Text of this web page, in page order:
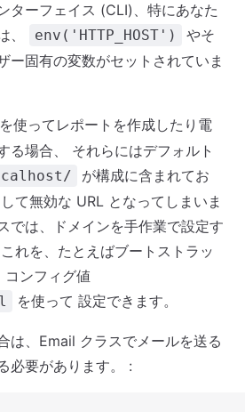
ターフェイス (CLI)、特にあなた
、
env('HTTP_HOST')
やそ
ー固有の変数がセットされていま
を使ってレポートを作成したり電
る場合、 それらにはデフォルト
が構成に含まれてお
て無効な URL となってしまいま
では、ドメインを手作業で設定す
れを、たとえばブートストラッ
ンフィグ値
を使って 設定できます。
は、Email クラスでメールを送る
必要があります。 :